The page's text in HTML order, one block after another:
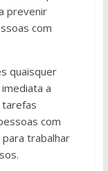
prevenir
com
quaisquer
a
com
trabalhar